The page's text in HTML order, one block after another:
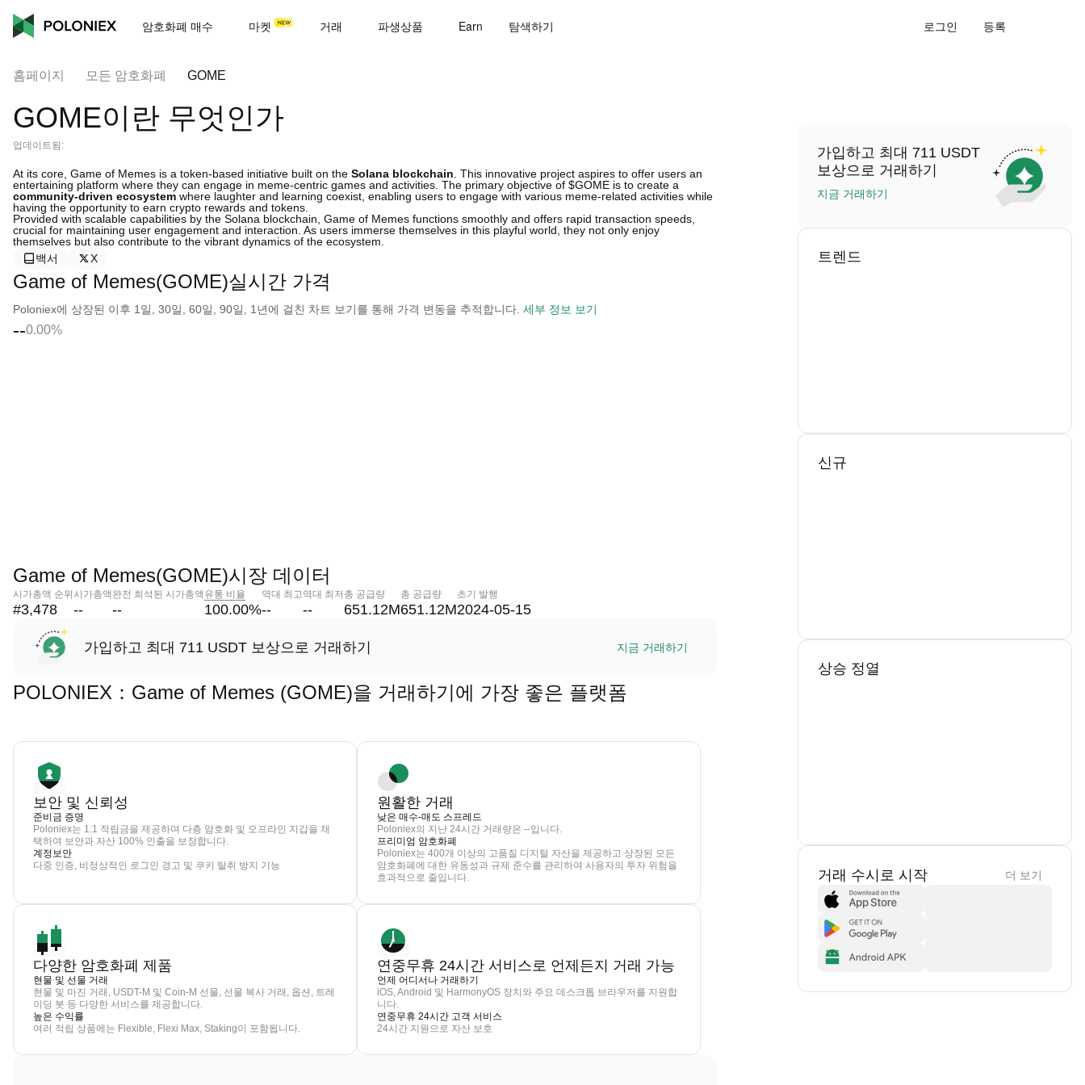
암호화폐 매수 마켓 거래 파생상품 Earn 탐색하기 로그인 등록
홈페이지 모든 암호화폐 GOME
GOME이란 무엇인가
업데이트됨:
At its core, Game of Memes is a token-based initiative built on the Solana blockchain . This innovative project aspires to offer users an
entertaining platform where they can engage in meme-centric games and activities. The primary objective of $GOME is to create a
community-driven ecosystem where laughter and learning coexist, enabling users to engage with various meme-related activities while
having the opportunity to earn crypto rewards and tokens.
Provided with scalable capabilities by the Solana blockchain, Game of Memes functions smoothly and offers rapid transaction speeds,
crucial for maintaining user engagement and interaction. As users immerse themselves in this playful world, they not only enjoy
themselves but also contribute to the vibrant dynamics of the ecosystem.
백서
X
Game of Memes(GOME)실시간 가격
Poloniex에 상장된 이후 1일, 30일, 60일, 90일, 1년에 걸친 차트 보기를 통해 가격 변동을 추적합니다. 세부 정보 보기
--0.00%
Game of Memes(GOME)시장 데이터
시가총액 순위
#3,478
시가총액
--
완전 희석된 시가총액
--
유통 비율
100.00%
역대 최고
--
역대 최저
--
총 공급량
651.12M
총 공급량
651.12M
초기 발행
2024-05-15
가입하고 최대 711 USDT 보상으로 거래하기 지금 거래하기
POLONIEX：Game of Memes (GOME)을 거래하기에 가장 좋은 플랫폼
보안 및 신뢰성
준비금 증명
Poloniex는 1:1 적립금을 제공하며 다층 암호화 및 오프라인 지갑을 채
택하여 보안과 자산 100% 인출을 보장합니다.
계정보안
다중 인증, 비정상적인 로그인 경고 및 쿠키 탈취 방지 기능
원활한 거래
낮은 매수-매도 스프레드
Poloniex의 지난 24시간 거래량은 --입니다.
프리미엄 암호화폐
Poloniex는 400개 이상의 고품질 디지털 자산을 제공하고 상장된 모든
암호화폐에 대한 유동성과 규제 준수를 관리하여 사용자의 투자 위험을
효과적으로 줄입니다.
다양한 암호화폐 제품
현물 및 선물 거래
현물 및 마진 거래, USDT-M 및 Coin-M 선물, 선물 복사 거래, 옵션, 트레
이딩 봇 등 다양한 서비스를 제공합니다.
높은 수익률
여러 적립 상품에는 Flexible, Flexi Max, Staking이 포함됩니다.
연중무휴 24시간 서비스로 언제든지 거래 가능
언제 어디서나 거래하기
iOS, Android 및 HarmonyOS 장치와 주요 데스크톱 브라우저를 지원합
니다.
연중무휴 24시간 고객 서비스
24시간 지원으로 자산 보호
가입하고 최대 711 USDT
보상으로 거래하기
지금 거래하기
트렌드
신규
상승 정열
거래 수시로 시작 더 보기